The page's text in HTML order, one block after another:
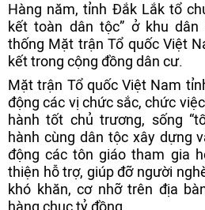
Hàng năm, tỉnh Đắk Lắk tổ
kết toàn dân tộc” ở khu
thống Mặt trận Tổ quốc Việt
kết trong cộng đồng dân cư.
Mặt trận Tổ quốc Việt Nam
động các vị chức sắc, chức
hành tốt chủ trương, sống
hành cùng dân tộc xây dựng
động các tôn giáo tham gia
thiện hỗ trợ, giúp đỡ người
khó khăn, cơ nhỡ trên địa
hàng chục tỷ đồng.